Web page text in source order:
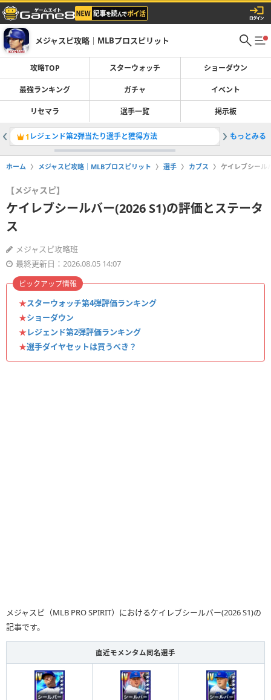
メジャスピ攻略｜MLBプロスピリット
攻略TOP スターウォッチ ショーダウン
最強ランキング ガチャ イベント
リセマラ 選手一覧 掲示板
1 レジェンド第2弾当たり選手と獲得方法 2OTWお
もっとみる
ホーム メジャスピ攻略｜MLBプロスピリット 選手 カブス ケイレブシール
【メジャスピ】
ケイレブシールバー(2026 S1)の評価とステータ
ス
メジャスピ攻略班
最終更新日：2026.08.05 14:07
★スターウォッチ第4弾評価ランキング
★ショーダウン
★レジェンド第2弾評価ランキング
★選手ダイヤセットは買うべき？
ピックアップ情報
メジャスピ（MLB PRO SPIRIT）におけるケイレブシールバー(2026 S1)の
記事です。
直近モメンタム同名選手